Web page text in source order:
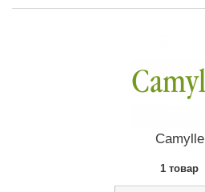
Camylle
1 товар